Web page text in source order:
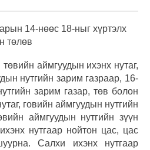
14-нөөс 18-ныг хүртэлх
төлөв
аймгуудын ихэнх нутаг,
нутгийн зарим газраар, 16-
зарим газар, төв болон
говийн аймгуудын нутгийн
аймгуудын нутгийн зүүн
нутгаар нойтон цас, цас
Салхи ихэнх нутгаар